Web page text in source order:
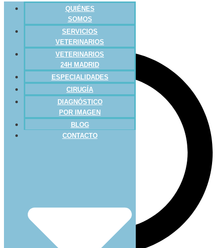
QUIÉNES
SOMOS
SERVICIOS
VETERINARIOS
VETERINARIOS
24H MADRID
ESPECIALIDADES
CIRUGÍA
DIAGNÓSTICO
POR IMAGEN
BLOG
CONTACTO